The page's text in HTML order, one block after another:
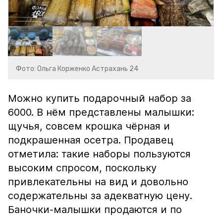
Фото: Ольга Корженко Астрахань 24
Можно купить подарочный набор за
6000. В нём представлены малышки:
щучья, совсем крошка чёрная и
подкрашенная осетра. Продавец
отметила: такие наборы пользуются
высоким спросом, поскольку
привлекательны на вид и довольно
содержательны за адекватную цену.
Баночки-малышки продаются и по